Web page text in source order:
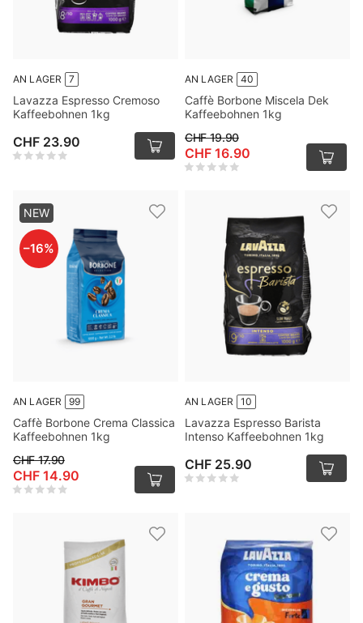
AN LAGER 7
Lavazza Espresso Cremoso
Kaffeebohnen 1kg
CHF 23.90
AN LAGER 40
Caffè Borbone Miscela Dek
Kaffeebohnen 1kg
CHF 19.90
CHF 16.90
AN LAGER 99
Caffè Borbone Crema Classica
Kaffeebohnen 1kg
NEW
–16%
CHF 17.90
CHF 14.90
AN LAGER 10
Lavazza Espresso Barista
Intenso Kaffeebohnen 1kg
CHF 25.90